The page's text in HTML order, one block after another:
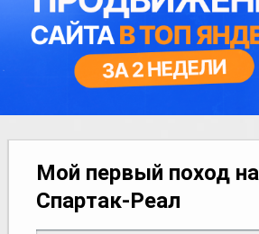
Мой первый поход
Спартак-Реал